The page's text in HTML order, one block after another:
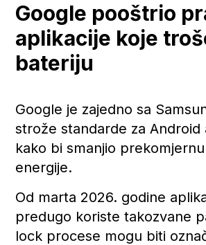
Google pooštrio
aplikacije koje
bateriju
Google je zajedno sa
strože standarde za Android
kako bi smanjio
energije.
Od marta 2026. godine
predugo koriste takozvane
lock procese mogu biti